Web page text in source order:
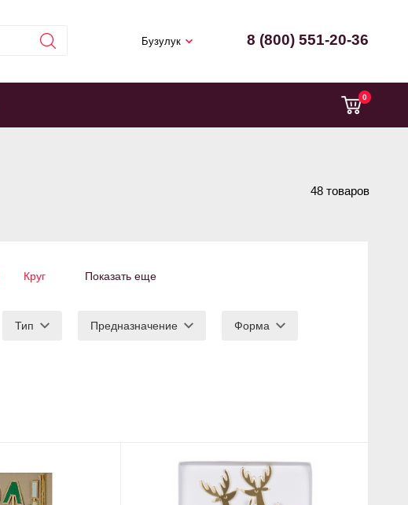
Бузулук 8 (800) 551-20-36
0
48 товаров
Круг Показать еще
Тип Предназначение Форма